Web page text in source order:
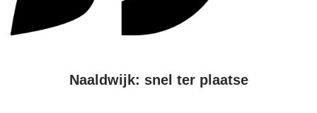
Naaldwijk: snel ter plaatse